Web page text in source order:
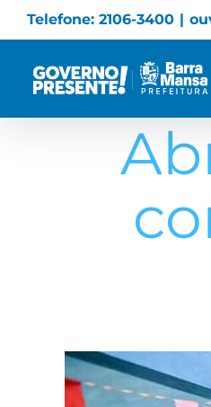
Skip
to
content
Telefone: 2106-3400 |
View
Larger